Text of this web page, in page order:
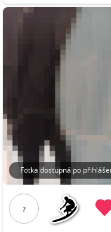
Fotka dostupná po
?